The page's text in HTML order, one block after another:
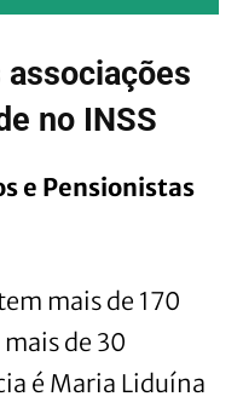
no INSS
e Pensionistas
mais de 170
de 30
é Maria Liduína